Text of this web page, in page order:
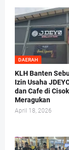
DAERAH
KLH Banten
Izin Usaha
dan Cafe di
Meragukan
April 18, 2026